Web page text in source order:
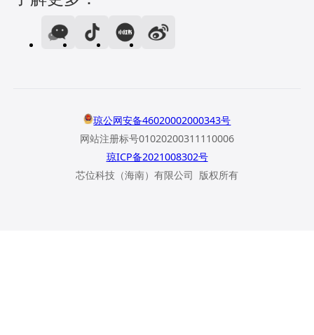
琼公网安备46020002000343号
网站注册标号01020200311110006
琼ICP备2021008302号
芯位科技（海南）有限公司 版权所有